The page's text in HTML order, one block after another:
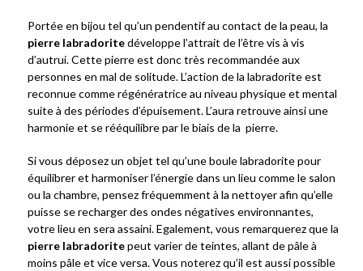
Portée en bijou tel qu’un pendentif au contact de la peau, la
pierre labradoritedéveloppe l’attrait de l’être vis à vis
d’autrui. Cette pierre est donc très recommandée aux
personnes en mal de solitude. L’action de la labradorite est
reconnue comme régénératrice au niveau physique et mental
suite à des périodes d’épuisement. L’aura retrouve ainsi une
harmonie et se rééquilibre par le biais de la pierre.
Si vous déposez un objet tel qu’une boule labradorite pour
équilibrer et harmoniser l’énergie dans un lieu comme le salon
ou la chambre, pensez fréquemment à la nettoyer afin qu’elle
puisse se recharger des ondes négatives environnantes,
votre lieu en sera assaini. Egalement, vous remarquerez que la
pierre labradoritepeut varier de teintes, allant de pâle à
moins pâle et vice versa. Vous noterez qu’il est aussi possible